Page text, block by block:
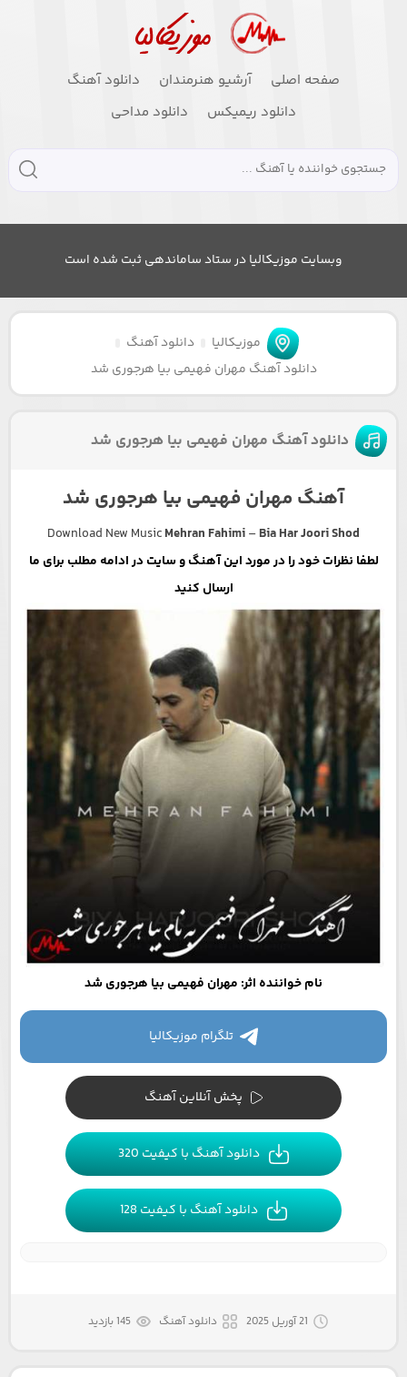
صفحه اصلی آرشیو هنرمندان
دانلود آهنگ
دانلود ریمیکس
دانلود مداحی
وبسایت موزیکالیا در ستاد ساماندهی ثبت شده است
موزیکالیا
دانلود آهنگ
دانلود آهنگ مهران فهیمی بیا هرجوری شد
دانلود آهنگ مهران فهیمی بیا هرجوری شد
آهنگ مهران فهیمی بیا هرجوری شد
Download New MusicMehran Fahimi– Bia Har Joori Shod
لطفا نظرات خود را در مورد این آهنگ و سایت در ادامه مطلب برای ما
ارسال کنید
نام خواننده اثر: مهران فهیمی بیا هرجوری شد
تلگرام موزیکالیا
پخش آنلاین آهنگ
دانلود آهنگ با کیفیت 320
دانلود آهنگ با کیفیت 128
21 آوریل 2025 دانلود آهنگ 145 بازدید